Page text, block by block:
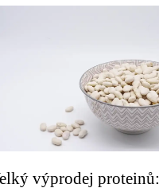
výprodej proteinů: